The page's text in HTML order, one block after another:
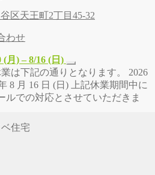
住宅
区天王町2丁目45-32
わせ
月) – 8/16 (日)
は下記の通りとなります。 2026
8 月 16 日 (日) 上記休業期間中に
ルでの対応とさせていただきま